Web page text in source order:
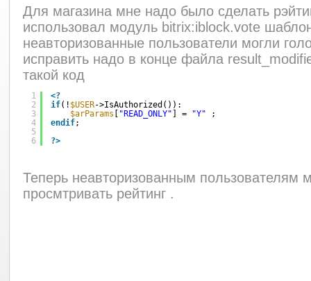
Для магазина мне надо было сделать
использовал модуль bitrix:iblock.vote
неавторизованные пользователи могли
исправить надо в конце файла
такой код
1
2
3
4
5
6
<?
if(! $USER->IsAuthorized()):
$arParams
"READ_ONLY" ] = "Y"
;
endif;
?>
Теперь неавторизованным пользователям
просмтривать рейтинг .